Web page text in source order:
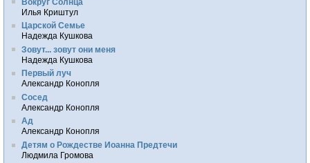
Илья Криштул
Царской Семье
Надежда Кушкова
Зовут... зовут они меня
Надежда Кушкова
Первый луч
Александр Конопля
Сосед
Александр Конопля
Ад
Александр Конопля
Детям о Рождестве Иоанна Предтечи
Людмила Громова